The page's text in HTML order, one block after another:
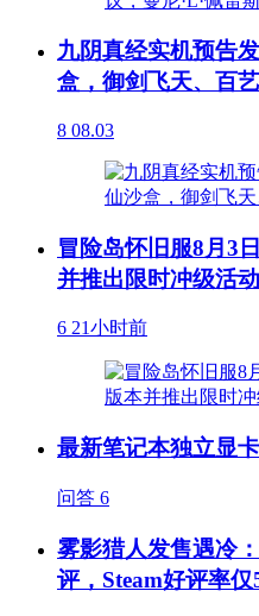
九阴真经实机预告
盒，御剑飞天、百
8 08.03
冒险岛怀旧服8月3
并推出限时冲级活动
6 21小时前
最新笔记本独立显
问答 6
雾影猎人发售遇冷
评，Steam好评率仅